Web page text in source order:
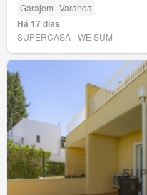
Garajem Varanda
Há 17 dias
SUPERCASA - WE SUM